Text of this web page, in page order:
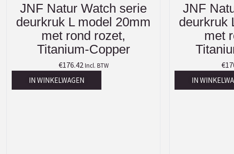
JNF Natur Watch serie
deurkruk L model 20mm
met rond rozet,
Titanium-Copper
€176.42 Incl. BTW
IN WINKELWAGEN
JNF
deurkruk
met
€
IN